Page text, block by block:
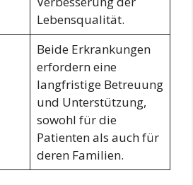
Lebensqualität.
Beide Erkrankungen
erfordern eine
langfristige Betreuung
und Unterstützung,
sowohl für die
Patienten als auch für
deren Familien.